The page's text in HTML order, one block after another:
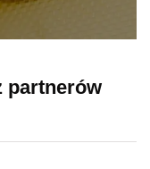
partnerów